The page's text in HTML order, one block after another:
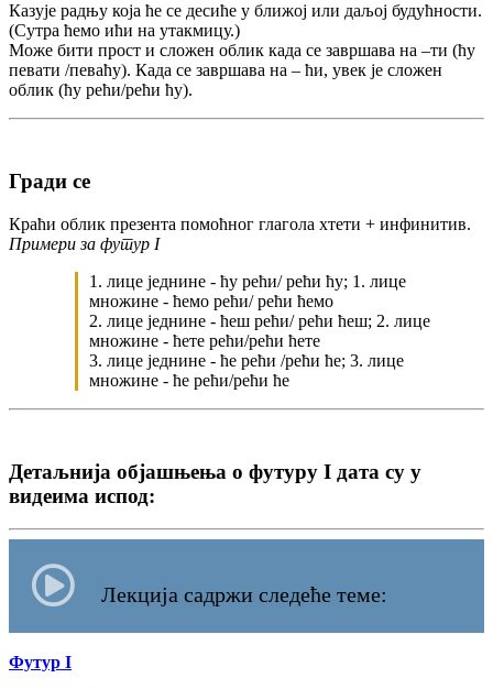
Казује радњу која ће се десиће у ближој или даљој будућности.
(Сутра ћемо ићи на утакмицу.)
Може бити прост и сложен облик када се завршава на –ти (ћу
певати /певаћу). Када се завршава на – ћи, увек је сложен
облик (ћу рећи/рећи ћу).
Гради се
Краћи облик презента помоћног глагола хтети + инфинитив.
Примери за футур I
1. лице једнине - ћу рећи/ рећи ћу; 1. лице
множине - ћемо рећи/ рећи ћемо
2. лице једнине - ћеш рећи/ рећи ћеш; 2. лице
множине - ћете рећи/рећи ћете
3. лице једнине - ће рећи /рећи ће; 3. лице
множине - ће рећи/рећи ће
Детаљнија објашњења о футуру I дата су у
видеима испод:
Лекција садржи следеће теме:
Футур I